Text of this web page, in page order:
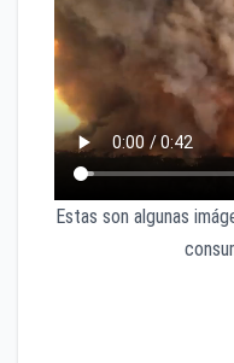
Estas son algunas